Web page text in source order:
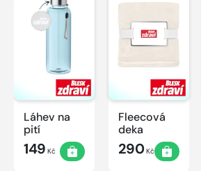
Láhev na
pití
149 Kč
Fleecová
deka
290Kč